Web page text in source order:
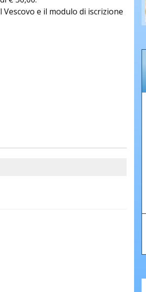
e il modulo di iscrizione